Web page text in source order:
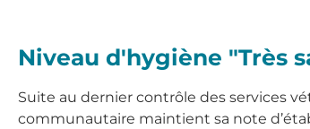
Niveau d'hygiène "Très
Suite au dernier contrôle des services
communautaire maintient sa note